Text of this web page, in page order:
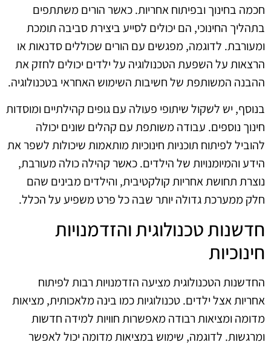
חכמה בחינוך ובפיתוח אחריות. כאשר הורים משתתפים
בתהליך החינוכי, הם יכולים לסייע ביצירת סביבה תומכת
ומעורבת. לדוגמה, מפגשים עם הורים שכוללים סדנאות או
הרצאות על השפעת הטכנולוגיה על ילדים יכולים לחזק את
ההבנה המשותפת של חשיבות השימוש האחראי בטכנולוגיה.
בנוסף, יש לשקול שיתופי פעולה עם גופים קהילתיים ומוסדות
חינוך נוספים. עבודה משותפת עם קהלים שונים יכולה
להוביל לפיתוח תוכניות חינוכיות מותאמות שיכולות לשפר את
הידע והמיומנויות של הילדים. כאשר קהילה כולה מעורבת,
נוצרת תחושת אחריות קולקטיבית, והילדים מבינים שהם
חלק ממערכת גדולה יותר שבה כל פרט משפיע על הכלל.
חדשנות טכנולוגית והזדמנויות
חינוכיות
החדשנות הטכנולוגית מציעה הזדמנויות רבות לפיתוח
אחריות אצל ילדים. טכנולוגיות כמו בינה מלאכותית, מציאות
מדומה ומציאות רבודה מאפשרות חוויות למידה חדשות
ומרגשות. לדוגמה, שימוש במציאות מדומה יכול לאפשר